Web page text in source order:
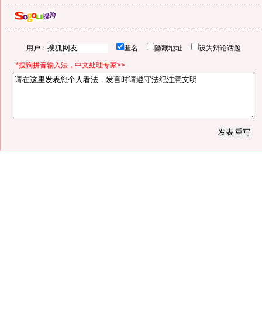
用户： 匿名 隐藏地址 设为辩论话题
*搜狗拼音输入法，中文处理专家>>